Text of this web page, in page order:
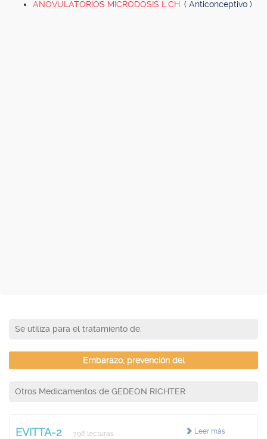
ANOVULATORIOS MICRODOSIS L.CH. ( Anticonceptivo )
Se utiliza para el tratamiento de:
Embarazo, prevención del
Otros Medicamentos de GEDEON RICHTER
Leer más
EVITTA-2 796 lecturas